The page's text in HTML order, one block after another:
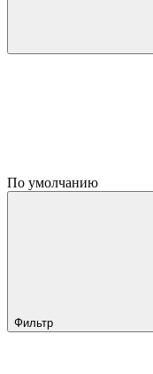
По умолчанию
Фильтр